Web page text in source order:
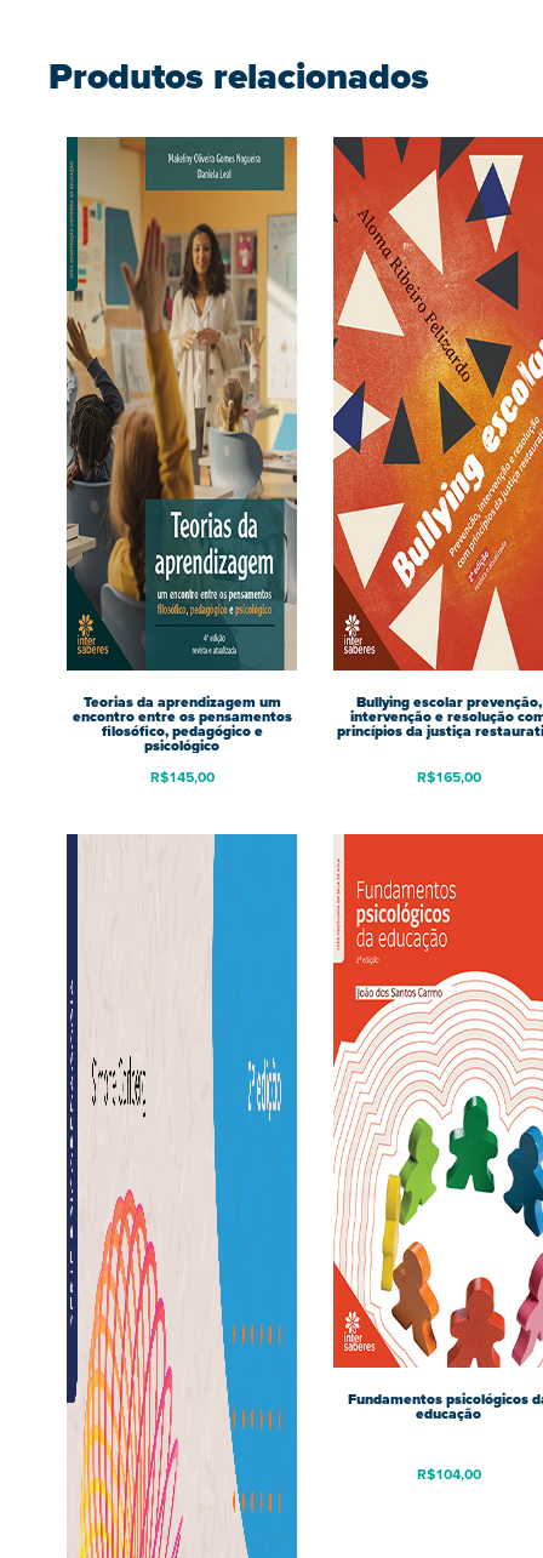
Produtos relacionados
Teorias da aprendizagem um
encontro entre os pensamentos
filosófico, pedagógico e
psicológico
R$145,00
Bullying escolar prevenção,
intervenção e resolução
princípios da justiça
R$165,00
Fundamentos psicológicos
educação
R$104,00